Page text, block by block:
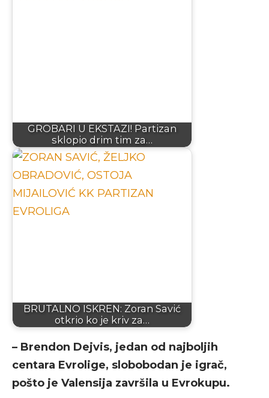
GROBARI U EKSTAZI! Partizan
sklopio drim tim za…
BRUTALNO ISKREN: Zoran Savić
otkrio ko je kriv za…
– Brendon Dejvis, jedan od najboljih
centara Evrolige, slobobodan je igrač,
pošto je Valensija završila u Evrokupu.